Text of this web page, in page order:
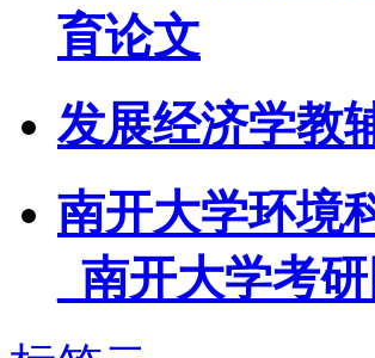
育论文
发展经济学教
南开大学环境
_南开大学考研